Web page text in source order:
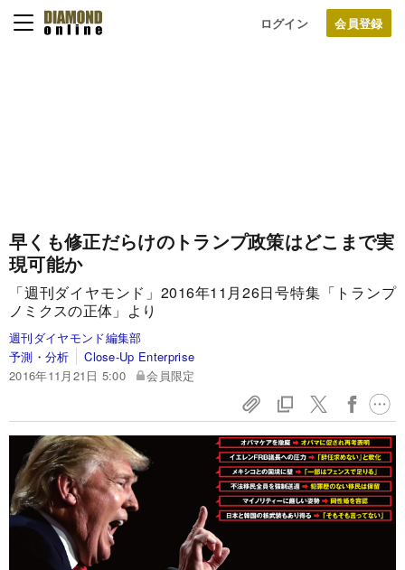
ログイン
早くも修正だらけのトランプ政策はどこまで実
現可能か
「週刊ダイヤモンド」2016年11月26日号特集「トランプ
ノミクスの正体」より
週刊ダイヤモンド編集部
予測・分析
Close-Up Enterprise
2016年11月21日 5:00
会員限定